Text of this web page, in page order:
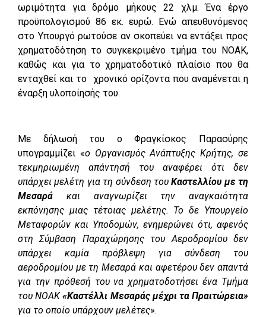
ωριμότητα για δρόμο μήκους 22 χλμ. Ένα έργο
προϋπολογισμού 86 εκ. ευρώ. Ενώ απευθυνόμενος
στο Υπουργό ρωτούσε αν σκοπεύει να εντάξει προς
χρηματοδότηση το συγκεκριμένο τμήμα του ΝΟΑΚ,
καθώς και για το χρηματοδοτικό πλαίσιο που θα
ενταχθεί και το χρονικό ορίζοντα που αναμένεται η
έναρξη υλοποίησής του.
Με δήλωσή του ο Φραγκίσκος Παρασύρης
υπογραμμίζει «ο Οργανισμός Ανάπτυξης Κρήτης, σε
τεκμηριωμένη απάντησή του αναφέρει ότι δεν
υπάρχει μελέτη για τη σύνδεση τουΚαστελλίου με τη
Μεσαρά και αναγνωρίζει την αναγκαιότητα
εκπόνησης μιας τέτοιας μελέτης. Το δε Υπουργείο
Μεταφορών και Υποδομών, ενημερώνει ότι, αφενός
στη Σύμβαση Παραχώρησης του Αεροδρομίου δεν
υπάρχει καμία πρόβλεψη για σύνδεση του
αεροδρομίου με τη Μεσαρά και αφετέρου δεν απαντά
για την πρόθεσή του να χρηματοδοτήσει ένα Τμήμα
του ΝΟΑΚ«Καστέλλι Μεσαράς μέχρι τα Πραιτώρεια»
για το οποίο υπάρχουν μελέτες».